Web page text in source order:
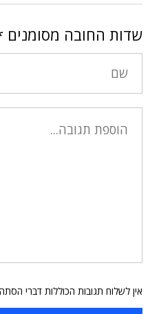
שדות החובה מסומנים
אין לשלוח תגובות הכוללות דברי